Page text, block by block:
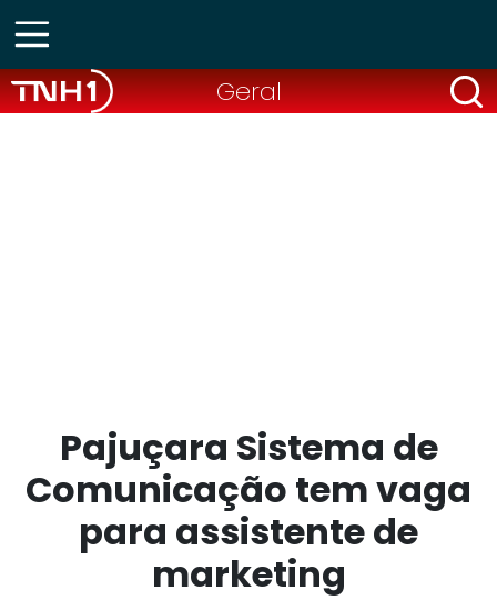
Geral
Pajuçara Sistema de
Comunicação tem vaga
para assistente de
marketing